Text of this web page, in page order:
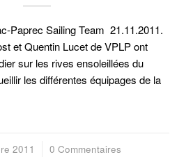
Paprec Sailing Team 21.11.2011.
et Quentin Lucet de VPLP ont
sur les rives ensoleillées du
les différentes équipages de la
2011 0 Commentaires